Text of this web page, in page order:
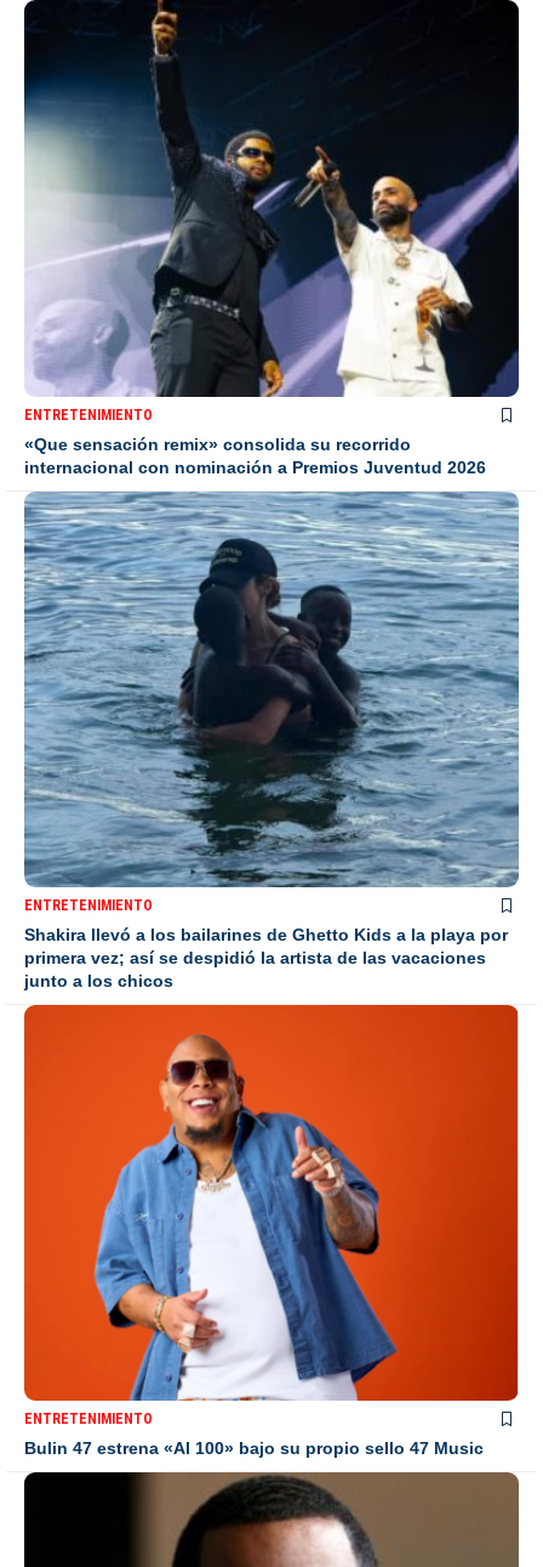
ENTRETENIMIENTO
«Que sensación remix» consolida su recorrido
internacional con nominación a Premios Juventud 2026
ENTRETENIMIENTO
Shakira llevó a los bailarines de Ghetto Kids a la playa por
primera vez; así se despidió la artista de las vacaciones
junto a los chicos
ENTRETENIMIENTO
Bulin 47 estrena «Al 100» bajo su propio sello 47 Music